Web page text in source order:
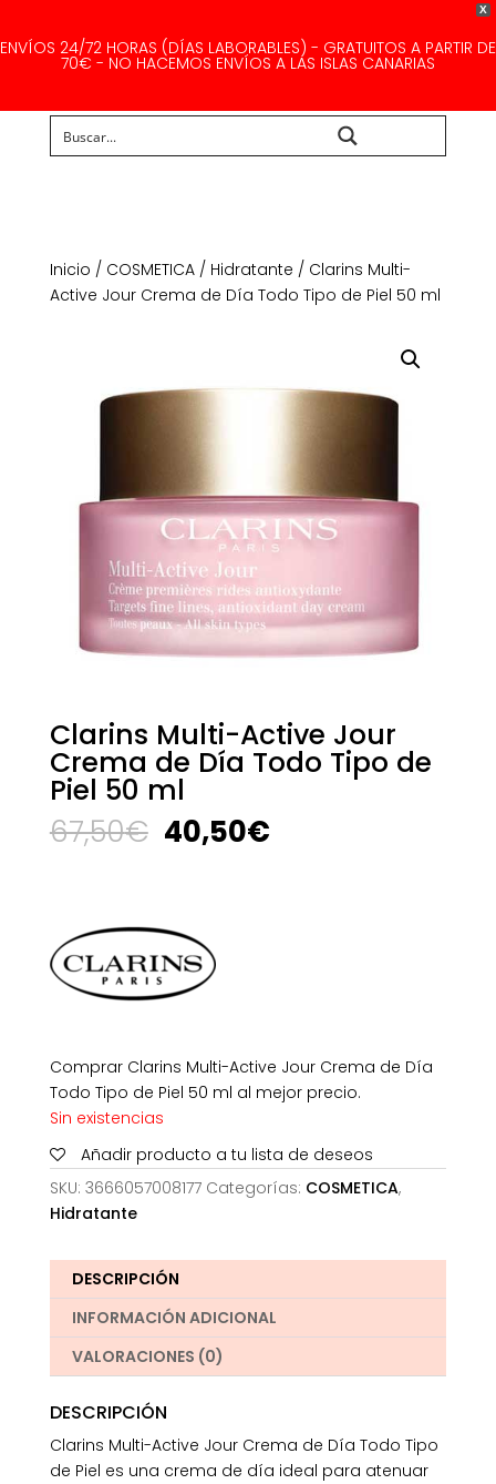
X
ENVÍOS 24/72 HORAS (DÍAS LABORABLES) - GRATUITOS A PARTIR DE
70€ - NO HACEMOS ENVÍOS A LAS ISLAS CANARIAS
Inicio / COSMETICA/ Hidratante / Clarins Multi-
Active Jour Crema de Día Todo Tipo de Piel 50 ml
Clarins Multi-Active Jour
Crema de Día Todo Tipo de
Piel 50 ml
67,50€ El
precio
67,50€.
40,50€El
Comprar Clarins Multi-Active Jour Crema de Día
Todo Tipo de Piel 50 ml al mejor precio.
Sin existencias
Añadir producto a tu lista de deseos
SKU: 3666057008177 Categorías: COSMETICA,
Hidratante
DESCRIPCIÓN
INFORMACIÓN ADICIONAL
VALORACIONES (0)
DESCRIPCIÓN
Clarins Multi-Active Jour Crema de Día Todo Tipo
de Piel es una crema de día ideal para atenuar